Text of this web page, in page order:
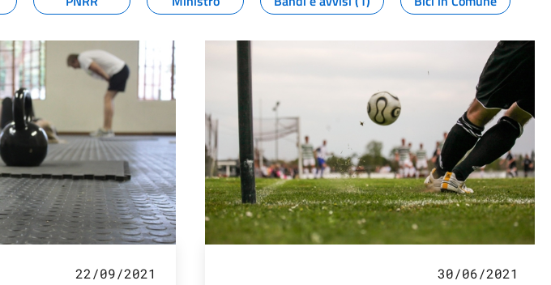
22/09/2021 30/06/2021